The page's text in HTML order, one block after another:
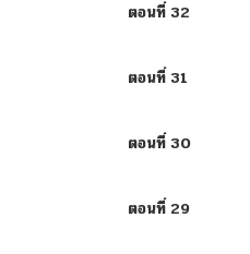
ตอนที่ 32
ตอนที่ 31
ตอนที่ 30
ตอนที่ 29